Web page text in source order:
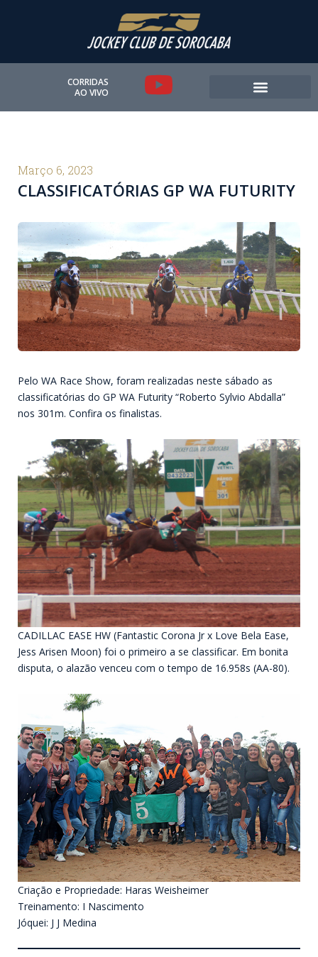
CORRIDAS
AO VIVO
Y
o
u
b
e
Março 6, 2023
CLASSIFICATÓRIAS GP WA FUTURITY
Pelo WA Race Show, foram realizadas neste sábado as
classificatórias do GP WA Futurity “Roberto Sylvio Abdalla”
nos 301m. Confira os finalistas.
CADILLAC EASE HW (Fantastic Corona Jr x Love Bela Ease,
Jess Arisen Moon) foi o primeiro a se classificar. Em bonita
disputa, o alazão venceu com o tempo de 16.958s (AA-80).
Criação e Propriedade: Haras Weisheimer
Treinamento: I Nascimento
Jóquei: J J Medina